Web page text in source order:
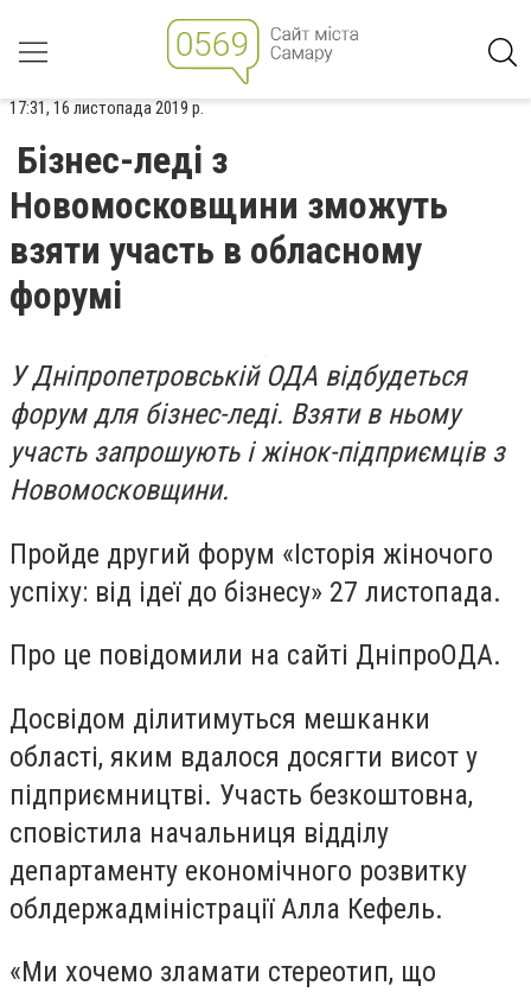
17:31, 16 листопада 2019 р.
Бізнес-леді з
Новомосковщини зможуть
взяти участь в обласному
форумі
У Дніпропетровській ОДА відбудеться
форум для бізнес-леді. Взяти в ньому
участь запрошують і жінок-підприємців з
Новомосковщини.
Пройде другий форум «Історія жіночого
успіху: від ідеї до бізнесу» 27 листопада.
Про це повідомили на сайті ДніпроОДА.
Досвідом ділитимуться мешканки
області, яким вдалося досягти висот у
підприємництві. Участь безкоштовна,
сповістила начальниця відділу
департаменту економічного розвитку
облдержадміністрації Алла Кефель.
«Ми хочемо зламати стереотип, що